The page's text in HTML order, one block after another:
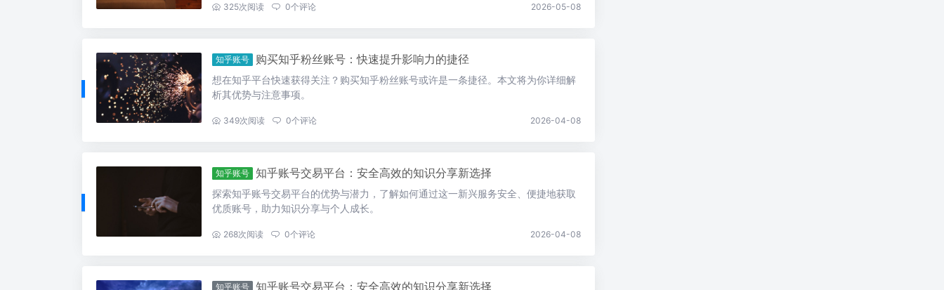
... 325次阅读 0个评论 2026-05-08
知乎账号 购买知乎粉丝账号：快速提升影响力的捷径
想在知乎平台快速获得关注？购买知乎粉丝账号或许是一条捷径。本文将为你详细解
析其优势与注意事项。
... 349次阅读 0个评论 2026-04-08
知乎账号 知乎账号交易平台：安全高效的知识分享新选择
探索知乎账号交易平台的优势与潜力，了解如何通过这一新兴服务安全、便捷地获取
优质账号，助力知识分享与个人成长。
... 268次阅读 0个评论 2026-04-08
知乎账号 知乎账号交易平台：安全高效的知识分享新选择